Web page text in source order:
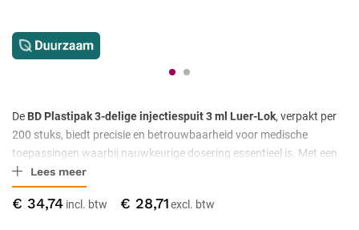
€ 34,74 € 28,71
De BD Plastipak 3-delige injectiespuit 3 ml Luer-Lok, verpakt per
200 stuks, biedt precisie en betrouwbaarheid voor medische
toepassingen waarbij nauwkeurige dosering essentieel is. Met een
duidelijke schaalverdeling, latexvrije stopper en een stevige Luer-Lok
aansluiting is deze injectiespuit ideaal voor veilige toediening en
aspiratie.
Lees meer